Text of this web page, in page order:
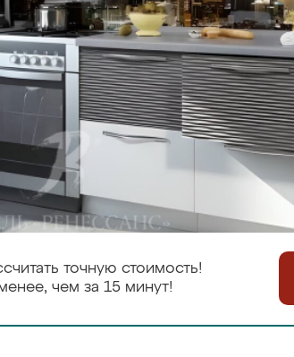
точную стоимость!
чем за 15 минут!